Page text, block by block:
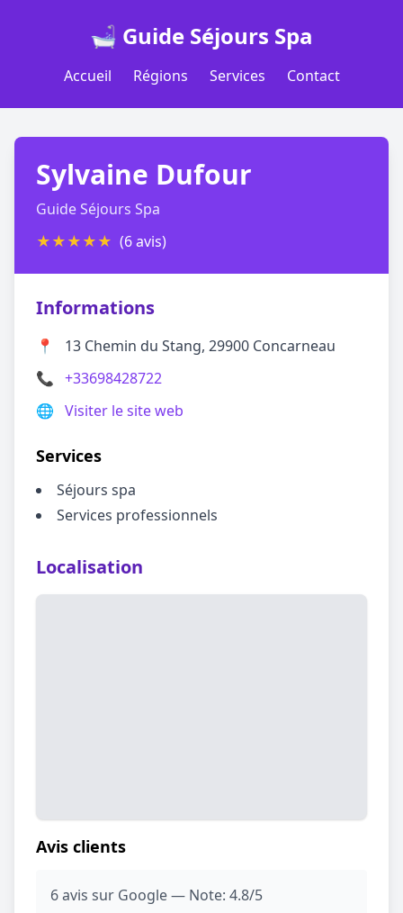
🛁 Guide Séjours Spa
Accueil Régions Services Contact
Sylvaine Dufour
Guide Séjours Spa
★★★★★ (6 avis)
Informations
📍
13 Chemin du Stang, 29900 Concarneau
📞 +33698428722
🌐 Visiter le site web
Services
Séjours spa
Services professionnels
Localisation
Avis clients
6 avis sur Google — Note: 4.8/5